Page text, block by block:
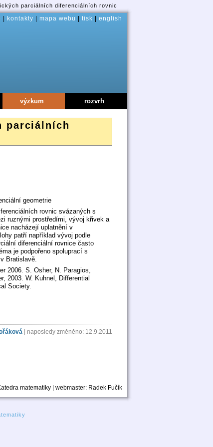
parciálních diferenciálních rovnic
parciálních
geometrie
rovnic svázaných s
ruznými prostředími, vývoj křivek a
nacházejí uplatnění v
patří například vývoj podle
diferenciální rovnice často
je podpořeno spoluprací s
Bratislavě.
2006. S. Osher, N. Paragios,
2003. W. Kuhnel, Differential
Society.
| naposledy změněno: 12.9.2011
kontakty mapa webu tisk english
výzkum rozvrh
matematiky | webmaster: Radek Fučík